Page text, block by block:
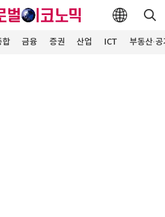
합 금융 증권 산업 ICT 부동산·